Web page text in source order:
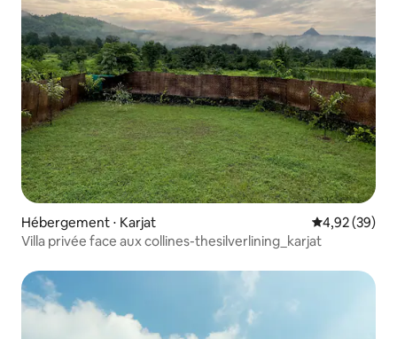
Hébergement ⋅ Karjat Évaluation
4,92 (39)
Villa privée face aux collines-thesilverlining_karjat